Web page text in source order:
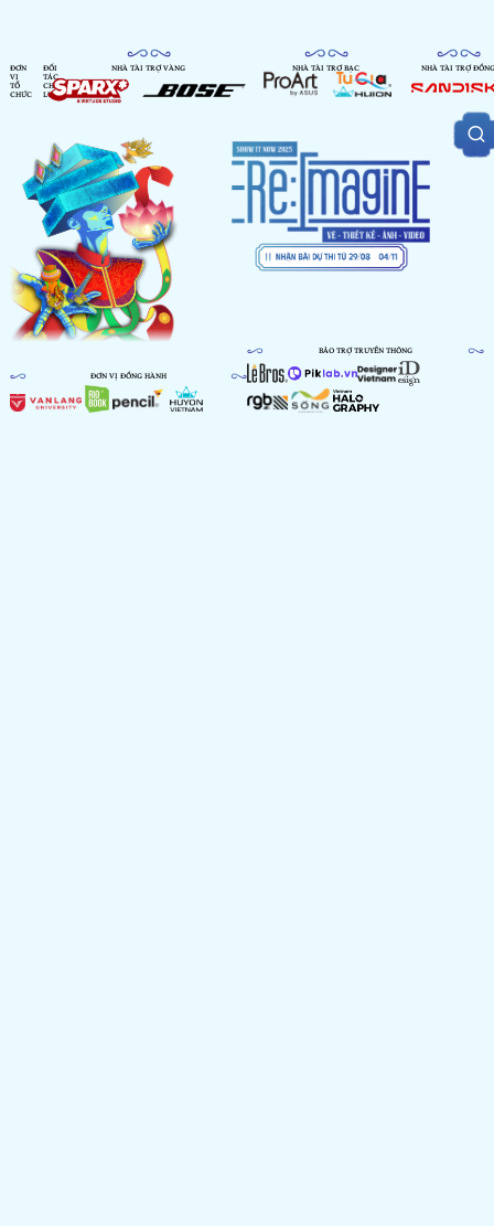
ĐƠN
VỊ
TỔ
CHỨC
ĐỐI
TÁC
CHIẾN
LƯỢC
NHÀ TÀI TRỢ VÀNG NHÀ TÀI TRỢ BẠC NHÀ TÀI TRỢ ĐỒNG
ĐƠN VỊ ĐỒNG HÀNH
BẢO TRỢ TRUYỀN THÔNG